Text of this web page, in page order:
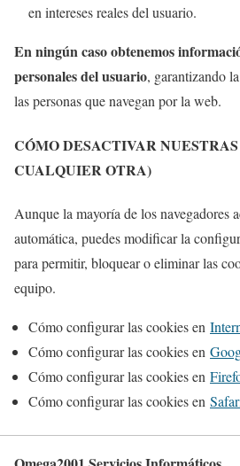
en intereses reales del usuario.
En ningún caso obtenemos
personales del usuario, garantizando
las personas que navegan por la web.
CÓMO DESACTIVAR
CUALQUIER OTRA)
Aunque la mayoría de los navegadores
automática, puedes modificar la
para permitir, bloquear o eliminar las
equipo.
Cómo configurar las cookies en
Cómo configurar las cookies en
Cómo configurar las cookies en
Cómo configurar las cookies en